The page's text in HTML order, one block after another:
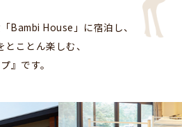
Bambi House」に宿泊し、
とことん楽しむ、
』です。